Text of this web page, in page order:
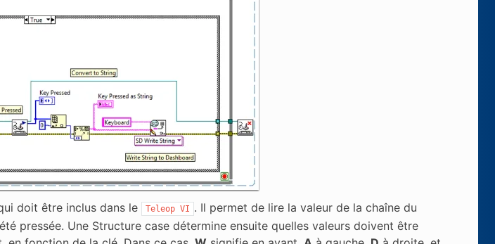
doit être inclus dans le Teleop VI . Il permet de lire la valeur de la chaîne du
pressée. Une Structure case détermine ensuite quelles valeurs doivent être